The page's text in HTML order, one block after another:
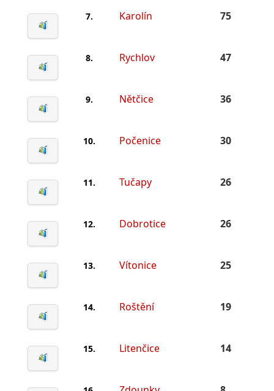
7. Karolín 75
8. Rychlov 47
9. Nětčice 36
10. Počenice 30
11. Tučapy 26
12. Dobrotice 26
13. Vítonice 25
14. Roštění 19
15. Litenčice 14